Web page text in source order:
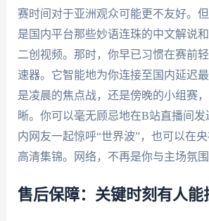
赛时间对于亚洲观众可能更不友好。
是国内平台那些妙语连珠的中文解说
二创视频。那时，你早已习惯在赛前
速器。它智能地为你连接至国内延迟
是凌晨的焦点战，还是傍晚的小组赛
晰。你可以毫无顾忌地在B站直播间发
内网友一起惊呼“世界波”，也可以在
高清集锦。网络，不再是你与主场氛围
售后保障：关键时刻有人能